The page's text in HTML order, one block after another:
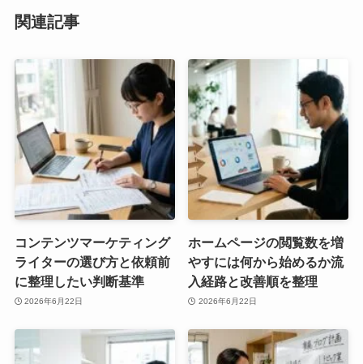
関連記事
コンテンツマーケティング
ライターの選び方と依頼前
に整理したい判断基準
2026年6月22日
ホームページの閲覧数を増
やすには何から始めるか流
入経路と改善順を整理
2026年6月22日